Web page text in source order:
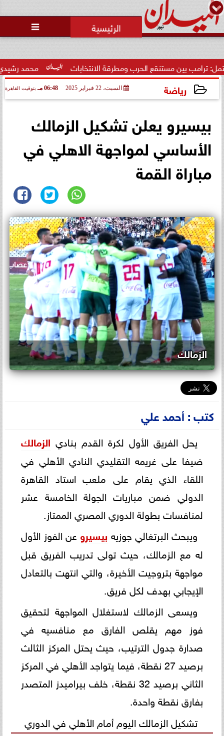

محمد رشيدي: لقاء الرئيس السيسي ومطرقة الانتخابات
رياضة السبت، 22 فبراير 2025 06:48 مـ بتوقيت القاهرة
بيسيرو يعلن تشكيل الزمالك
الأساسي لمواجهة الاهلي في
مباراة القمة
الزمالك
كتب : أحمد علي
يحل الفريق الأول لكرة القدم بنادي الزمالك
ضيفا على غريمه التقليدي النادي الأهلي في
اللقاء الذي يقام على ملعب استاد القاهرة
الدولي ضمن مباريات الجولة الخامسة عشر
لمنافسات بطولة الدوري المصري الممتاز.
ويبحث البرتغالي جوزيه بيسيرو عن الفوز الأول
له مع الزمالك، حيث تولى تدريب الفريق قبل
مواجهة بتروجيت الأخيرة، والتي انتهت بالتعادل
الإيجابي بهدف لكل فريق.
ويسعى الزمالك لاستغلال المواجهة لتحقيق
فوز مهم يقلص الفارق مع منافسيه في
صدارة جدول الترتيب، حيث يحتل المركز الثالث
برصيد 27 نقطة، فيما يتواجد الأهلي في المركز
الثاني برصيد 32 نقطة، خلف بيراميدز المتصدر
بفارق نقطة واحدة.
تشكيل الزمالك اليوم أمام الأهلي في الدوري
محاولات لإخفاء المقاعد عن أعضاء
الجمعية العمومية خلال الإفطار